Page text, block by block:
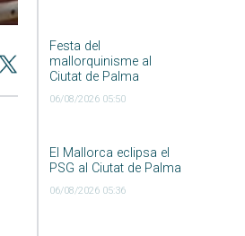
Festa del
mallorquinisme al
Ciutat de Palma
06/08/2026 05:50
El Mallorca eclipsa el
PSG al Ciutat de Palma
06/08/2026 05:36